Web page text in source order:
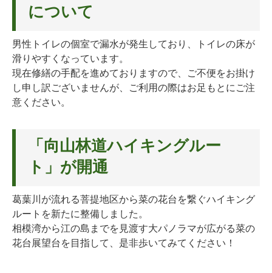
について
男性トイレの個室で漏水が発生しており、トイレの床が
滑りやすくなっています。
現在修繕の手配を進めておりますので、ご不便をお掛け
し申し訳ございませんが、ご利用の際はお足もとにご注
意ください。
「向山林道ハイキングルー
ト」が開通
葛葉川が流れる菩提地区から菜の花台を繋ぐハイキング
ルートを新たに整備しました。
相模湾から江の島までを見渡す大パノラマが広がる菜の
花台展望台を目指して、是非歩いてみてください！